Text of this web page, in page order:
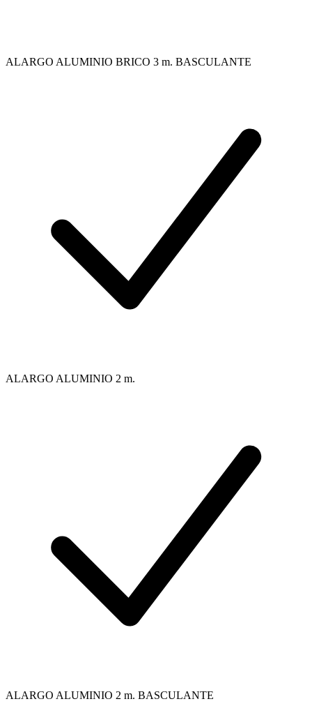
ALARGO ALUMINIO BRICO 3 m. BASCULANTE
ALARGO ALUMINIO 2 m.
ALARGO ALUMINIO 2 m. BASCULANTE